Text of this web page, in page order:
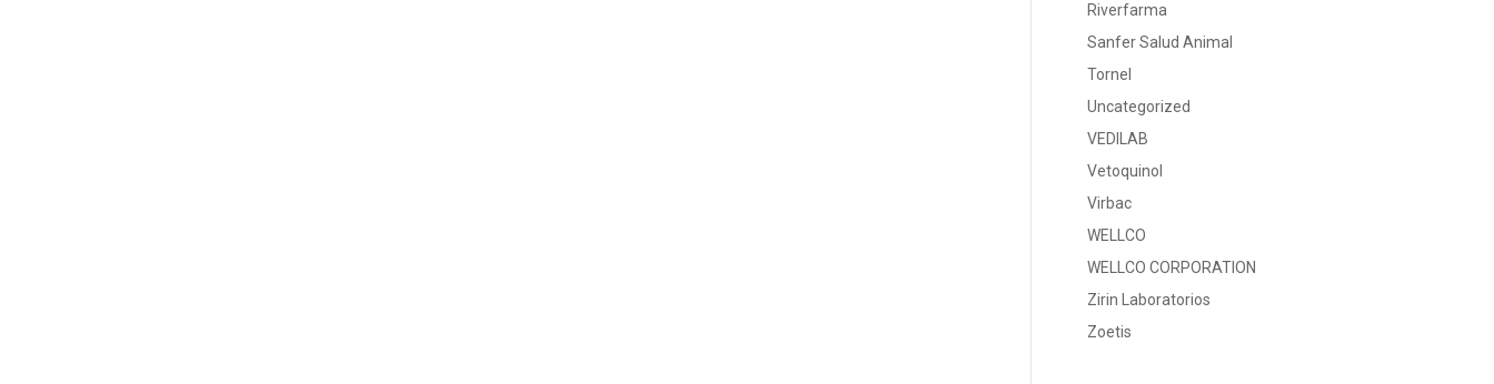
Riverfarma
Sanfer Salud Animal
Tornel
Uncategorized
VEDILAB
Vetoquinol
Virbac
WELLCO
WELLCO CORPORATION
Zirin Laboratorios
Zoetis